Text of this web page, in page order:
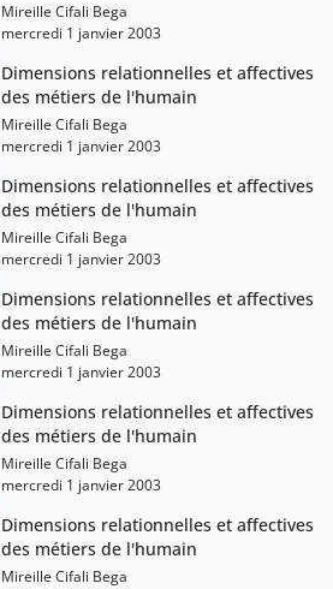
Mireille Cifali Bega
mercredi 1 janvier 2003
Dimensions relationnelles et affectives
des métiers de l'humain
Mireille Cifali Bega
mercredi 1 janvier 2003
Dimensions relationnelles et affectives
des métiers de l'humain
Mireille Cifali Bega
mercredi 1 janvier 2003
Dimensions relationnelles et affectives
des métiers de l'humain
Mireille Cifali Bega
mercredi 1 janvier 2003
Dimensions relationnelles et affectives
des métiers de l'humain
Mireille Cifali Bega
mercredi 1 janvier 2003
Dimensions relationnelles et affectives
des métiers de l'humain
Mireille Cifali Bega